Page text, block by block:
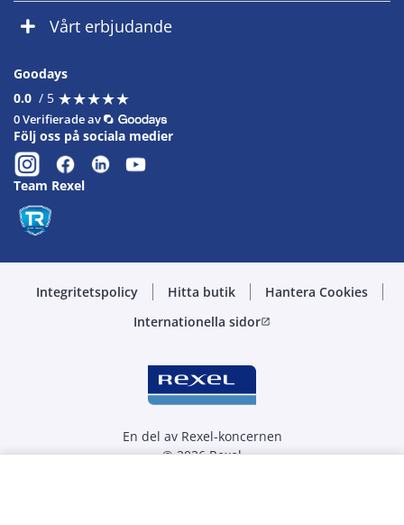
Vårt erbjudande
Goodays
0.0 / 5 ★★★★★
★★★★★
0 Verifierade av
Följ oss på sociala medier
Team Rexel
Integritetspolicy Hitta butik
Hantera Cookies
Internationella sidoropen_in_new
En del av Rexel-koncernen
© 2026 Rexel